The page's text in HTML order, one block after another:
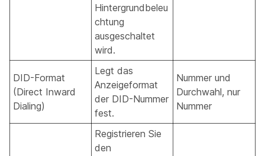
Hintergrundbeleu
chtung
ausgeschaltet
wird.
DID-Format
(Direct Inward
Dialing)
Legt das
Anzeigeformat
der DID-Nummer
fest.
Nummer und
Durchwahl, nur
Nummer
Registrieren Sie
den